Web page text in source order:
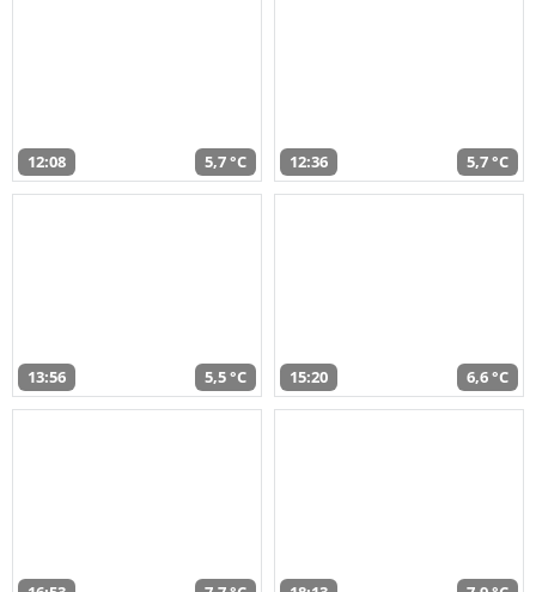
12:08 5,7 °C 12:36 5,7 °C
13:56 5,5 °C 15:20 6,6 °C